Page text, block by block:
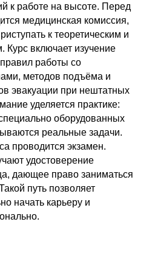
к работе на высоте. Перед
медицинская комиссия,
к теоретическим и
Курс включает изучение
работы со
методов подъёма и
эвакуации при нештатных
уделяется практике:
оборудованных
реальные задачи.
проводится экзамен.
удостоверение
дающее право заниматься
путь позволяет
начать карьеру и
с
Менеджер
позвонит
вам